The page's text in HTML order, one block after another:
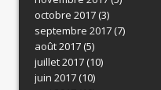
octobre 2017(3)
septembre 2017(7)
août 2017(5)
juillet 2017(10)
juin 2017(10)